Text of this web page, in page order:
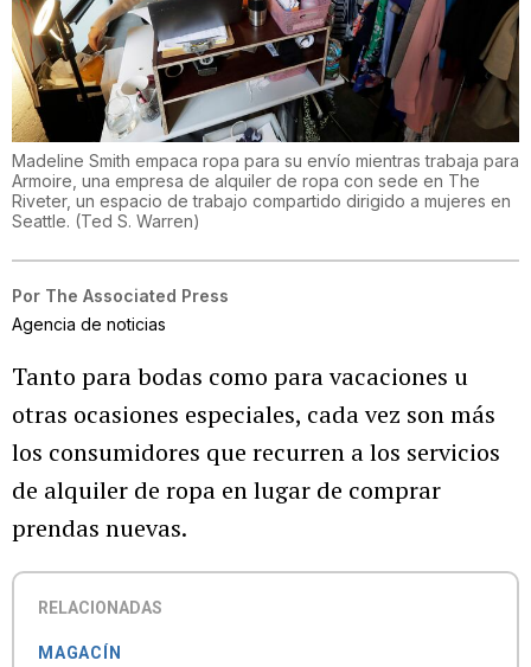
Madeline Smith empaca ropa para su envío mientras trabaja para
Armoire, una empresa de alquiler de ropa con sede en The
Riveter, un espacio de trabajo compartido dirigido a mujeres en
Seattle. (Ted S. Warren)
Por The Associated Press
Agencia de noticias
Tanto para bodas como para vacaciones u
otras ocasiones especiales, cada vez son más
los consumidores que recurren a los servicios
de alquiler de ropa en lugar de comprar
prendas nuevas.
RELACIONADAS
MAGACÍN